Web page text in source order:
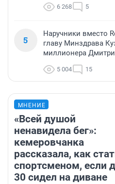
6 268 5
5
Наручники вместо
главу Минздрава
миллионера
5 004 15
МНЕНИЕ
«Всей душой
ненавидела бег»:
кемеровчанка
рассказала, как
спортсменом, если
30 сидел на диване